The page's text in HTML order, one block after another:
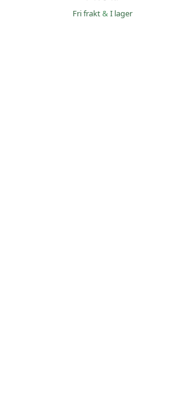
Fri frakt& I lager